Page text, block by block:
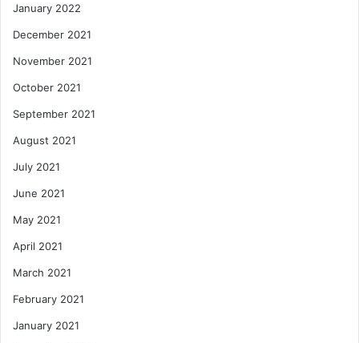
January 2022
December 2021
November 2021
October 2021
September 2021
August 2021
July 2021
June 2021
May 2021
April 2021
March 2021
February 2021
January 2021